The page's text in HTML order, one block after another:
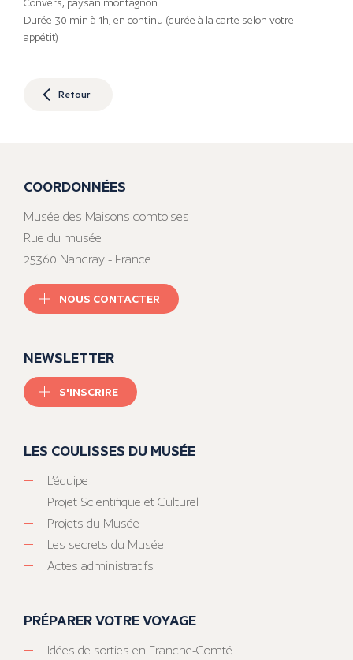
Convers, paysan montagnon.
Durée 30 min à 1h, en continu (durée à la carte selon votre
appétit)
Retour
COORDONNÉES
Musée des Maisons comtoises
Rue du musée
25360 Nancray - France
NOUS CONTACTER
NEWSLETTER
S'INSCRIRE
LES COULISSES DU MUSÉE
L’équipe
Projet Scientifique et Culturel
Projets du Musée
Les secrets du Musée
Actes administratifs
PRÉPARER VOTRE VOYAGE
Idées de sorties en Franche-Comté